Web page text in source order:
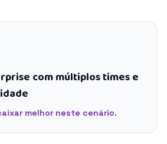
com múltiplos times e
melhor neste cenário.